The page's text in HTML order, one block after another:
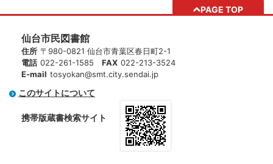
PAGE TOP
仙台市民図書館
住所 〒980-0821 仙台市青葉区春日町2-1
電話 022-261-1585 FAX 022-213-3524
E-mail tosyokan@smt.city.sendai.jp
このサイトについて
携帯版蔵書検索サイト